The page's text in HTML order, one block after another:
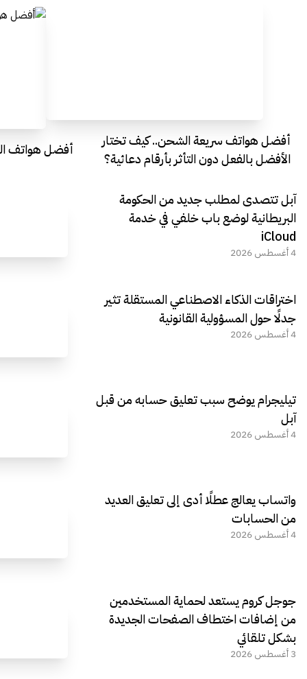
أفضل هواتف سريعة الشحن.. كيف تختار
الأفضل بالفعل دون التأثر بأرقام دعائية؟
أفضل هواتف
آبل تتصدى لمطلب جديد من الحكومة
البريطانية لوضع باب خلفي في خدمة
iCloud
4 أغسطس 2026
اختراقات الذكاء الاصطناعي المستقلة تثير
جدلًا حول المسؤولية القانونية
4 أغسطس 2026
تيليجرام يوضح سبب تعليق حسابه من قبل
آبل
4 أغسطس 2026
واتساب يعالج عطلًا أدى إلى تعليق العديد
من الحسابات
4 أغسطس 2026
جوجل كروم يستعد لحماية المستخدمين
من إضافات اختطاف الصفحات الجديدة
بشكل تلقائي
3 أغسطس 2026